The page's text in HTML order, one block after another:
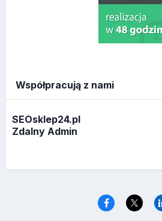
Współpracują z nami
SEOsklep24.pl
Zdalny Admin